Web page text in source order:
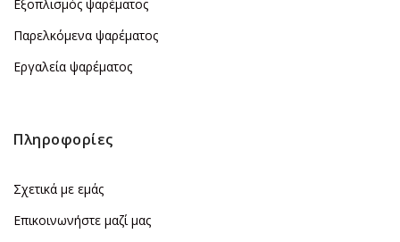
Εξοπλισμός ψαρέματος
Παρελκόμενα ψαρέματος
Εργαλεία ψαρέματος
Πληροφορίες
Σχετικά με εμάς
Επικοινωνήστε μαζί μας